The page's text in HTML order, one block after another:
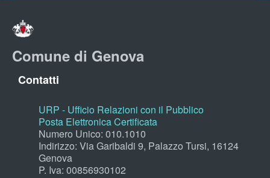
Comune di Genova
Contatti
URP - Ufficio Relazioni con il Pubblico
Posta Elettronica Certificata
Numero Unico: 010.1010
Indirizzo: Via Garibaldi 9, Palazzo Tursi, 16124
Genova
P. Iva: 00856930102